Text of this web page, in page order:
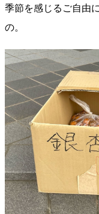
季節を感じるご自由
の。